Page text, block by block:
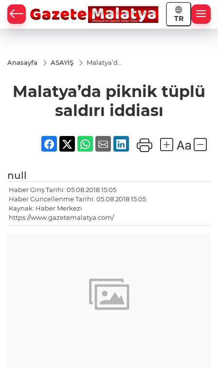
TR
Anasayfa ASAYİŞ
Malatya’da
saldırı
iddiası
Malatya’da piknik tüplü
saldırı iddiası
null
Haber Giriş Tarihi: 05.08.2018 15:05
Haber Güncellenme Tarihi: 05.08.2018 15:05
Kaynak: Haber Merkezi
https://www.gazetemalatya.com/